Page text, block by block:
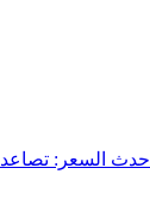
أحدث السعر: